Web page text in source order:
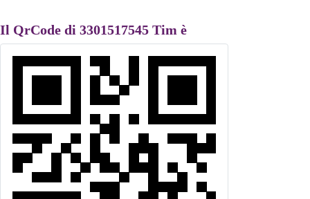
Il QrCode di 3301517545 Tim è